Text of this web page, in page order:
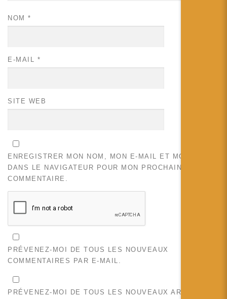
NOM *
E-MAIL *
SITE WEB
ENREGISTRER MON NOM, MON E-MAIL ET MON SITE
DANS LE NAVIGATEUR POUR MON PROCHAIN
COMMENTAIRE.
PRÉVENEZ-MOI DE TOUS LES NOUVEAUX
COMMENTAIRES PAR E-MAIL.
PRÉVENEZ-MOI DE TOUS LES NOUVEAUX ARTICLES